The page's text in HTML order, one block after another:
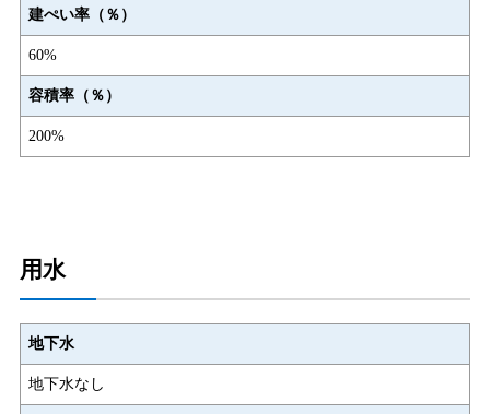
建ぺい率（％）
60%
容積率（％）
200%
用水
地下水
地下水なし